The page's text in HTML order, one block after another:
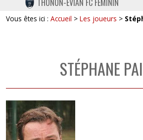
TWITTERTHONON-EVIAN FC FÉMININ
Vous êtes ici : Accueil > Les joueurs >
STÉPHANE